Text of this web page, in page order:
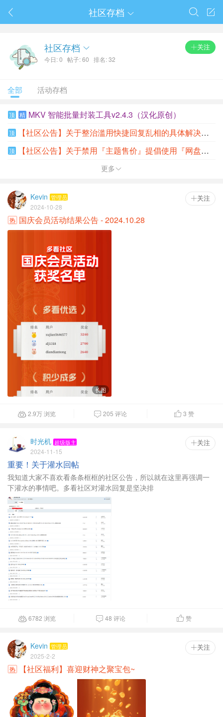
 

社区存档 
社区存档 
今日: 0 帖子: 60 排名: 32
关注
全部 活动存档
顶 精 MKV 智能批量封装工具v2.4.3（汉化原创）
顶 【社区公告】关于整治滥用快捷回复乱相的具体解决方案
顶 【社区公告】关于禁用『主题售价』提倡使用『网盘附件』的公告
更多 
Kevin 管理员
2024-10-28
 关注
热 国庆会员活动结果公告 - 2024.10.28
长图
 2.9万浏览  205 评论 3 赞
时光机 超级版主
2024-11-15
 关注
重要！关于灌水回帖
我知道大家不喜欢看条条框框的社区公告，所以就在这里再强调一
下灌水的事情吧。多看社区对灌水回复是坚决排
6782 浏览  48 评论 赞
Kevin 管理员
2025-2-2
 关注
热 【社区福利】喜迎财神之聚宝包~